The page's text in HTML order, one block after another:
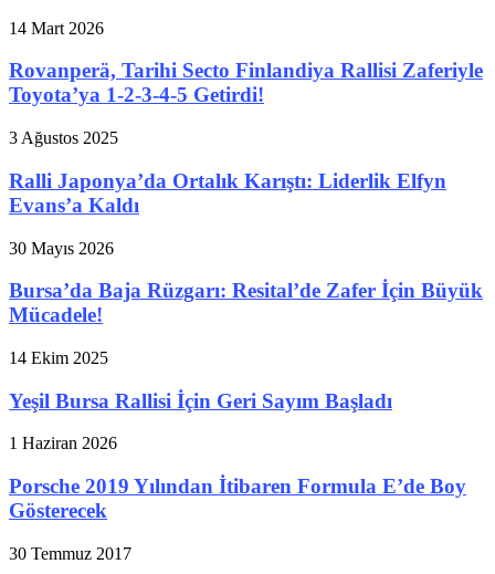
14 Mart 2026
Rovanperä, Tarihi Secto Finlandiya Rallisi Zaferiyle
Toyota’ya 1-2-3-4-5 Getirdi!
3 Ağustos 2025
Ralli Japonya’da Ortalık Karıştı: Liderlik Elfyn
Evans’a Kaldı
30 Mayıs 2026
Bursa’da Baja Rüzgarı: Resital’de Zafer İçin Büyük
Mücadele!
14 Ekim 2025
Yeşil Bursa Rallisi İçin Geri Sayım Başladı
1 Haziran 2026
Porsche 2019 Yılından İtibaren Formula E’de Boy
Gösterecek
30 Temmuz 2017